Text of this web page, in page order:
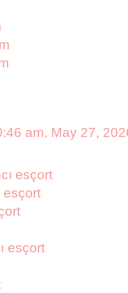
am, May 27,
esçort
esçort
esçort